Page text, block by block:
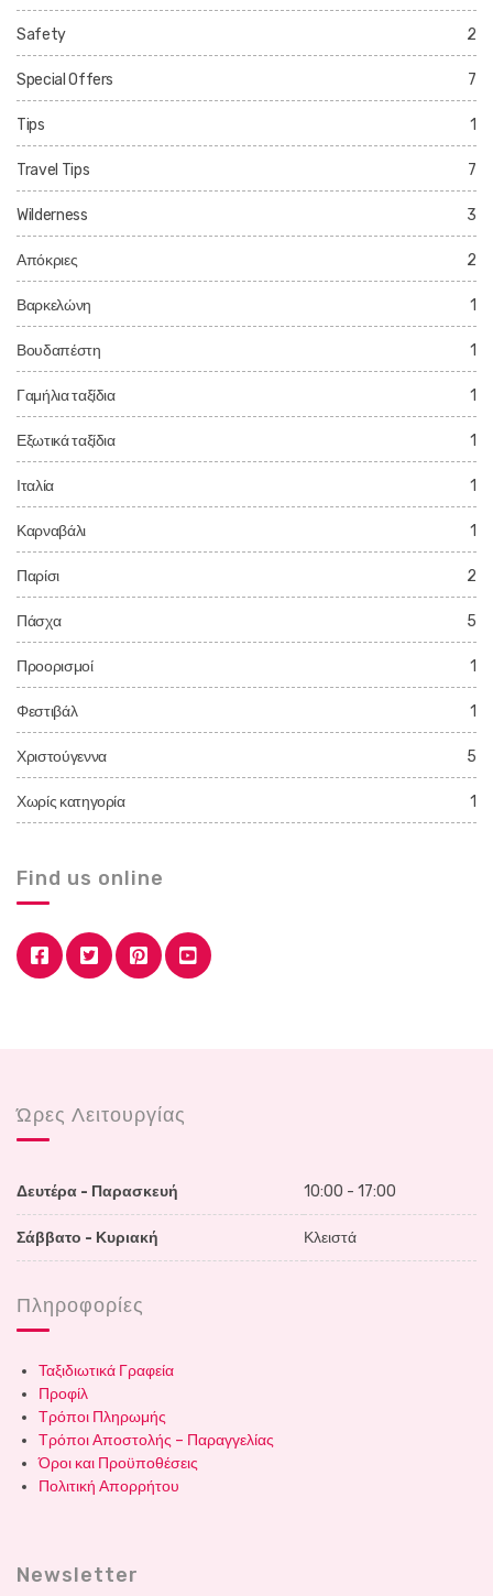
Safety 2
Special Offers 7
Tips 1
Travel Tips 7
Wilderness 3
Απόκριες 2
Βαρκελώνη 1
Βουδαπέστη 1
Γαμήλια ταξίδια 1
Εξωτικά ταξίδια 1
Ιταλία 1
Καρναβάλι 1
Παρίσι 2
Πάσχα 5
Προορισμοί 1
Φεστιβάλ 1
Χριστούγεννα 5
Χωρίς κατηγορία 1
Find us online
Ώρες Λειτουργίας
Δευτέρα - Παρασκευή 10:00 - 17:00
Σάββατο - Κυριακή Κλειστά
Πληροφορίες
Ταξιδιωτικά Γραφεία
Προφίλ
Τρόποι Πληρωμής
Τρόποι Αποστολής – Παραγγελίας
Όροι και Προϋποθέσεις
Πολιτική Απορρήτου
Newsletter